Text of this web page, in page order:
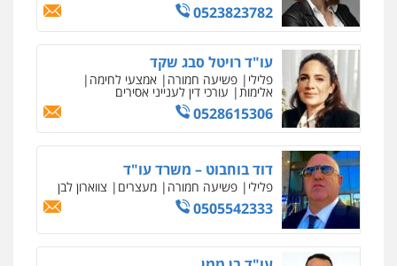
עו"ד יאיר בן סימון
פלילי תעבורה אזרחי נזיקין ביטוח
0505719060
עו"ד נס בן נתן
פלילי כלכלי פשיעה חמורה נוער
0505555110
פלילי כלכלי צווארון לבן עורכי דין לענייני
אסירים
0523823782
עו"ד רויטל סבג שקד
פלילי פשיעה חמורה אמצעי לחימה
אלימות עורכי דין לענייני אסירים
0528615306
דוד בוחבוט – משרד עו"ד
פלילי פשיעה חמורה מעצרים צווארון לבן
0505542333
מרכז התחלה חדשה
אסירים עבירות מין שירותים מקצועיים
לעורכי דין
0544500346
מאיה בלום, עו"ס, טיפול ושיקום
לעורכי דין
0504062539
עו"ד ד"ר אבי שקד
עבירות כלכליות